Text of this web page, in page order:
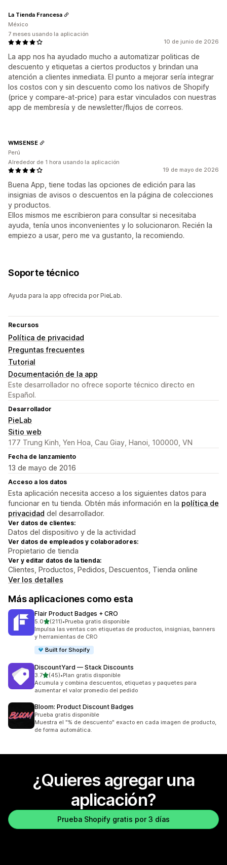
10 de junio de 2026
La app nos ha ayudado mucho a automatizar politicas de
descuento y etiquetas a ciertos productos y brindan una
atención a clientes inmediata. El punto a mejorar sería integrar
los costos con y sin descuento como los nativos de Shopify
(price y compare-at-price) para estar vinculados con nuestras
app de membresía y de newsletter/flujos de correos.
La Tienda Francesa
México
7 meses usando la aplicación
19 de mayo de 2026
Buena App, tiene todas las opciones de edición para las
insignias de avisos o descuentos en la página de colecciones
y productos.
Ellos mismos me escribieron para consultar si necesitaba
ayuda, tenía unos inconvenientes y lo solucionaron. Recién la
empiezo a usar, pero me va gustanto, la recomiendo.
WMSENSE
Perú
Alrededor de 1 hora usando la aplicación
Soporte técnico
Ayuda para la app ofrecida por PieLab.
Recursos
Política de privacidad
Preguntas frecuentes
Tutorial
Documentación de la app
Este desarrollador no ofrece soporte técnico directo en
Español.
Desarrollador
PieLab
Sitio web
177 Trung Kinh, Yen Hoa, Cau Giay, Hanoi, 100000, VN
Fecha de lanzamiento
13 de mayo de 2016
Acceso a los datos
Esta aplicación necesita acceso a los siguientes datos para
funcionar en tu tienda. Obtén más información en la política de
privacidad del desarrollador.
Ver datos de clientes:
Datos del dispositivo y de la actividad
Ver datos de empleados y colaboradores:
Propietario de tienda
Ver y editar datos de la tienda:
Clientes, Productos, Pedidos, Descuentos, Tienda online
Ver los detalles
Más aplicaciones como esta
Flair Product Badges + CRO
5.0de 5 estrellas
(211)
211 reseñas en total
•Prueba gratis disponible
Impulsa las ventas con etiquetas de productos, insignias, banners
y herramientas de CRO
Built for Shopify
DiscountYard — Stack Discounts
3.7de 5 estrellas
(45)
45 reseñas en total
•Plan gratis disponible
Acumula y combina descuentos, etiquetas y paquetes para
aumentar el valor promedio del pedido
Bloom: Product Discount Badges
Prueba gratis disponible
Muestra el "% de descuento" exacto en cada imagen de producto,
de forma automática.
¿Quieres agregar una
aplicación?
Prueba Shopify gratis por 3 días